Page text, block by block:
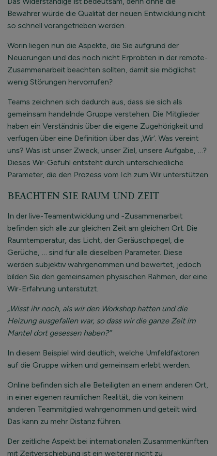
Bewahrer würde die Qualität der neuen Entwicklung nicht
so schnell vorangetrieben werden.
Worin liegen nun die Aspekte, die Sie aufgrund der
Neuerungen und des noch nicht Erprobten in der remote-
Zusammenarbeit beachten sollten, damit sie möglichst
wenig Störungen hervorrufen?
Teams zeichnen sich dadurch aus, dass sie sich als
gemeinsam handelnde Gruppe verstehen. Die Mitglieder
haben ein Verständnis über die eigene Zugehörigkeit und
verfügen über eine Definition über das ‚Wir‘. Was vereint
uns? Was ist unser Zweck, unser Ziel, unsere Aufgabe, …?
Dieses Wir-Gefühl entsteht durch unterschiedliche
Parameter, die den Prozess vom Ich zum Wir unterstützen.
BEACHTEN SIE RAUM UND ZEIT
In der live-Teamentwicklung und -Zusammenarbeit
befinden sich alle zur gleichen Zeit am gleichen Ort. Die
Raumtemperatur, das Licht, der Geräuschpegel, die
Gerüche, … sind für alle dieselben Parameter. Diese
werden subjektiv wahrgenommen und bewertet, jedoch
bilden Sie den gemeinsamen physischen Rahmen, der eine
Wir-Erfahrung unterstützt.
„Wisst ihr noch, als wir den Workshop hatten und die
Heizung ausgefallen war, so dass wir die ganze Zeit im
Mantel dort gesessen haben?“
In diesem Beispiel wird deutlich, welche Umfeldfaktoren
auf die Gruppe wirken und gemeinsam erlebt werden.
Online befinden sich alle Beteiligten an einem anderen Ort,
in einer eigenen räumlichen Realität, die von keinem
anderen Teammitglied wahrgenommen und geteilt wird.
Das kann zu mehr Distanz führen.
Der zeitliche Aspekt bei internationalen Zusammenkünften
mit Zeitverschiebung ist ein weiterer nicht zu